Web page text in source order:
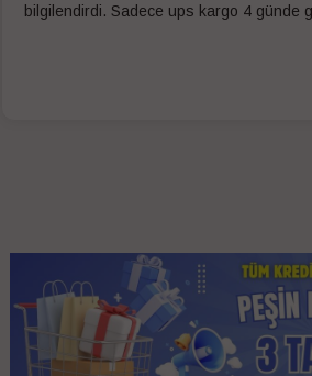
bilgilendirdi. Sadece ups kargo 4 günde